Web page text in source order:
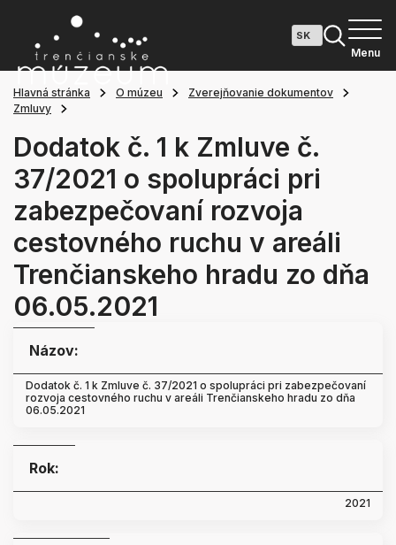
Menu
Hlavná stránka O múzeu
Zverejňovanie dokumentov
Zmluvy
Dodatok č. 1 k Zmluve č.
37/2021 o spolupráci pri
zabezpečovaní rozvoja
cestovného ruchu v areáli
Trenčianskeho hradu zo dňa
06.05.2021
Názov:
Dodatok č. 1 k Zmluve č. 37/2021 o spolupráci pri zabezpečovaní
rozvoja cestovného ruchu v areáli Trenčianskeho hradu zo dňa
06.05.2021
Rok:
2021